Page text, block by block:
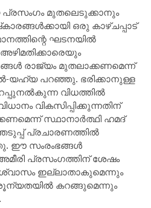
പ്രസംഗം മുതലെടുക്കാനും
ഒരു കാഴ്ചപ്പാട്
ഘടനയിൽ
രാജ്യം മുതലാക്കണമെന്ന്
പറഞ്ഞു. ഭരിക്കാനുള്ള
വിധത്തിൽ
വികസിപ്പിക്കുന്നതിന്
സ്ഥാനാർത്ഥി ഹമദ്
പ്രചാരണത്തിൽ
ഈ സംരംഭങ്ങൾ
അമീരി പ്രസംഗത്തിന് ശേഷം
ഇല്ലാതാകുമെന്നും
കറങ്ങുമെന്നും